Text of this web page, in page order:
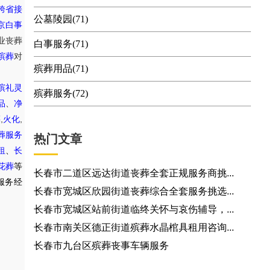
省接
白事
丧葬
葬对
礼灵
、净
, 火化
服务
、长
葬等
务经
公墓陵园(71)
白事服务(71)
殡葬用品(71)
殡葬服务(72)
热门文章
长春市二道区远达街道丧葬全套正规服务商挑...
长春市宽城区欣园街道丧葬综合全套服务挑选...
长春市宽城区站前街道临终关怀与哀伤辅导，...
长春市南关区德正街道殡葬水晶棺具租用咨询...
长春市九台区殡葬丧事车辆服务